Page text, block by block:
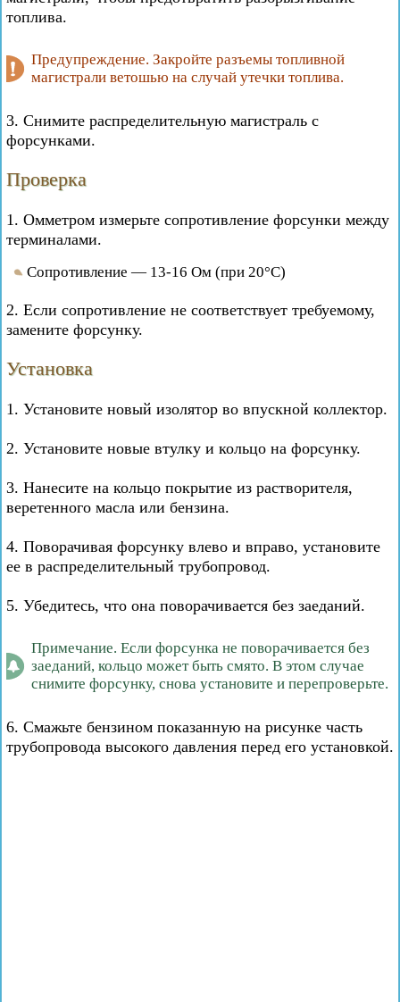
топлива.
Предупреждение. Закройте разъемы топливной
магистрали ветошью на случай утечки топлива.
3. Снимите распределительную магистраль с
форсунками.
Проверка
1. Омметром измерьте сопротивление форсунки между
терминалами.
Сопротивление — 13-16 Ом (при 20°C)
2. Если сопротивление не соответствует требуемому,
замените форсунку.
Установка
1. Установите новый изолятор во впускной коллектор.
2. Установите новые втулку и кольцо на форсунку.
3. Нанесите на кольцо покрытие из растворителя,
веретенного масла или бензина.
4. Поворачивая форсунку влево и вправо, установите
ее в распределительный трубопровод.
5. Убедитесь, что она поворачивается без заеданий.
Примечание. Если форсунка не поворачивается без
заеданий, кольцо может быть смято. В этом случае
снимите форсунку, снова установите и перепроверьте.
6. Смажьте бензином показанную на рисунке часть
трубопровода высокого давления перед его установкой.